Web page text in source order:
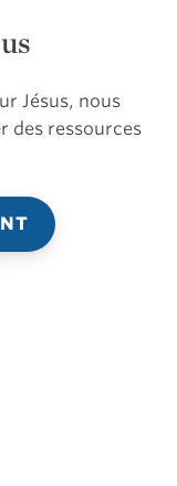
Jésus, nous
des ressources